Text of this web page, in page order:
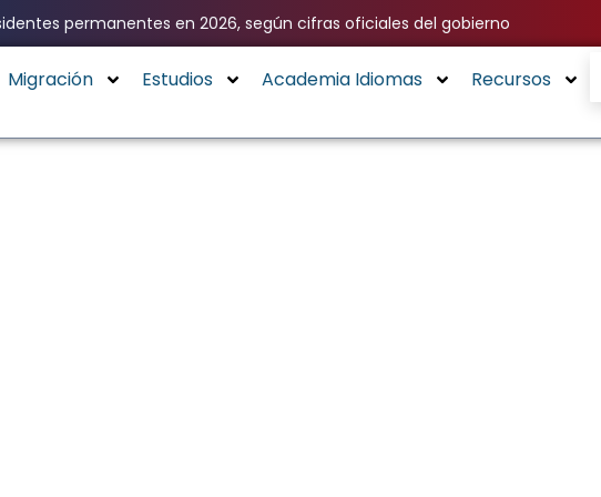
permanentes en 2026, según cifras oficiales del gobierno
Migración Estudios Academia Idiomas Recursos